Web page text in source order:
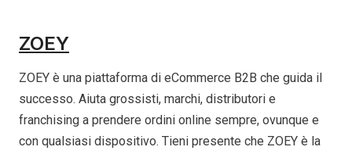
ZOEY
ZOEY è una piattaforma di eCommerce B2B che guida il
successo. Aiuta grossisti, marchi, distributori e
franchising a prendere ordini online sempre, ovunque e
con qualsiasi dispositivo. Tieni presente che ZOEY è la